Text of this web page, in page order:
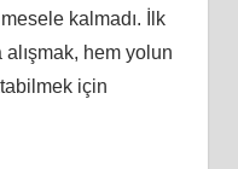
kalmadı. İlk
hem yolun
için